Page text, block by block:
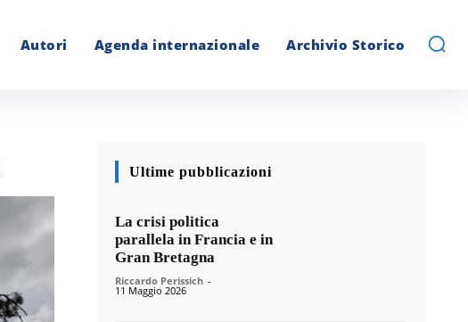
Autori Agenda internazionale Archivio Storico
Ultime pubblicazioni
La crisi politica
parallela in Francia e in
Gran Bretagna
Riccardo Perissich -
11 Maggio 2026